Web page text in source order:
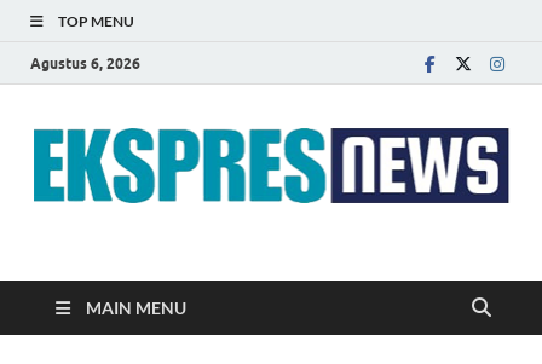
TOP MENU
Agustus 6, 2026
EKSPRES NEWS
MAIN MENU